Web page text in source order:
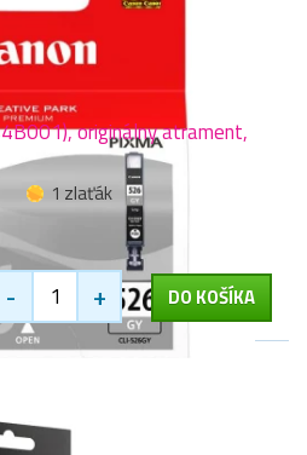
originálny atrament,
1 zlaťák
- + DO KOŠÍKA